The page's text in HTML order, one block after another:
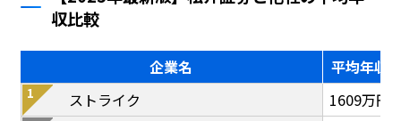
収比較
企業名
平均年収
ストライク
1609万円